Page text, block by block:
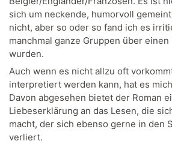
sich um neckende, humorvoll
nicht, aber so oder so fand ich es
manchmal ganze Gruppen über
wurden.
Auch wenn es nicht allzu oft
interpretiert werden kann, hat es
Davon abgesehen bietet der Roman
Liebeserklärung an das Lesen, die
macht, der sich ebenso gerne in den
verliert.